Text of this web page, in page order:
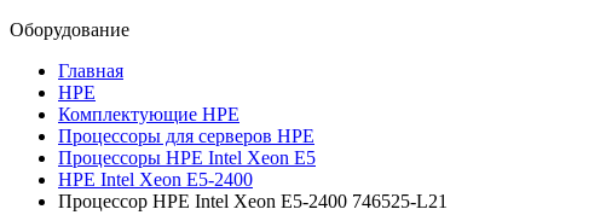
Оборудование
Главная
HPE
Комплектующие HPE
Процессоры для серверов HPE
Процессоры HPE Intel Xeon E5
HPE Intel Xeon E5-2400
Процессор HPE Intel Xeon E5-2400 746525-L21